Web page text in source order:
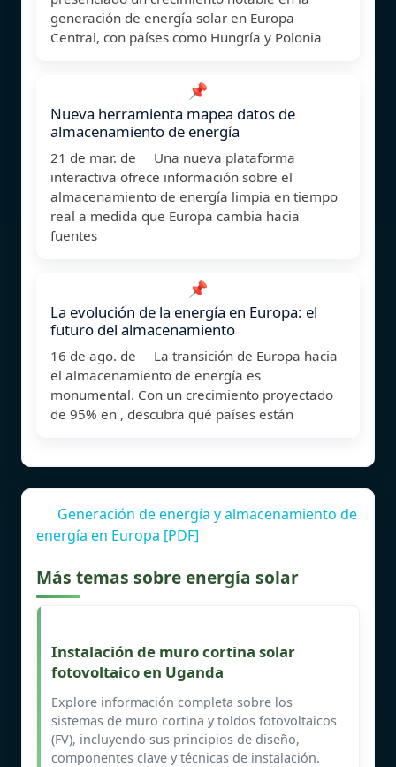
generación de energía solar en Europa
Central, con países como Hungría y Polonia
📌
Nueva herramienta mapea datos de
almacenamiento de energía
21 de mar. de Una nueva plataforma
interactiva ofrece información sobre el
almacenamiento de energía limpia en tiempo
real a medida que Europa cambia hacia
fuentes
📌
La evolución de la energía en Europa: el
futuro del almacenamiento
16 de ago. de La transición de Europa hacia
el almacenamiento de energía es
monumental. Con un crecimiento proyectado
de 95% en , descubra qué países están
Generación de energía y almacenamiento de
energía en Europa [PDF]
Más temas sobre energía solar
Instalación de muro cortina solar
fotovoltaico en Uganda
Explore información completa sobre los
sistemas de muro cortina y toldos fotovoltaicos
(FV), incluyendo sus principios de diseño,
componentes clave y técnicas de instalación.